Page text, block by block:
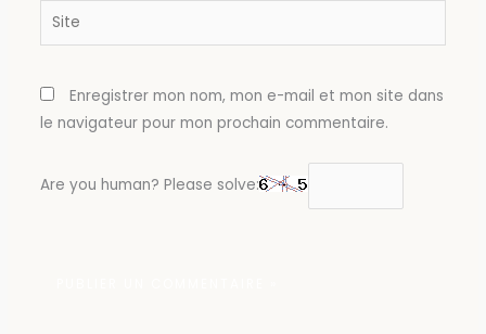
Site
Enregistrer mon nom, mon e-mail et mon site dans
le navigateur pour mon prochain commentaire.
Are you human? Please solve: